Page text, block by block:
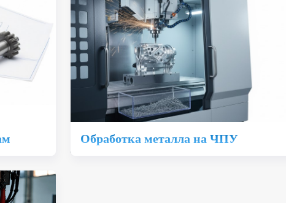
Обработка металла на ЧПУ